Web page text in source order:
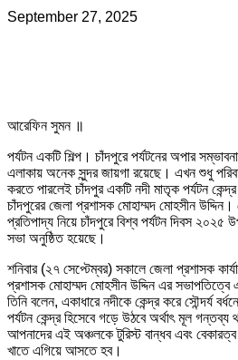
September 27, 2025
আরেফিন সুমন ॥
পর্যটন একটি শিল্প। চাঁদপুরে পর্যটনের অপার
এলাকায় অনেক সুন্দর জায়গা রয়েছে। এখন শুধু
করতে পারলেই চাঁদপুর একটি নদী মাতৃক পর্যটন
চাঁদপুরের জেলা প্রশাসক মোহাম্মদ মোহসীন
প্রতিপাদ্য নিয়ে চাঁদপুরে বিশ্ব পর্যটন দিবস ২০২৫
সভা অনুষ্ঠিত হয়েছে।
শনিবার (২৭ সেপ্টেম্বর) সকালে জেলা প্রশাসক
প্রশাসক মোহাম্মদ মোহসীন উদ্দিন এর
তিনি বলেন, একাধারে নদীকে কেন্দ্র করে সৌন্দর্য
পর্যটন কেন্দ্র হিসেবে গড়ে উঠবে অর্থাৎ মূল গন্তব্য
আপনাদের এই অঞ্চলকে টুরিস্ট বান্ধব এবং
খাতে এগিয়ে আসতে হব।